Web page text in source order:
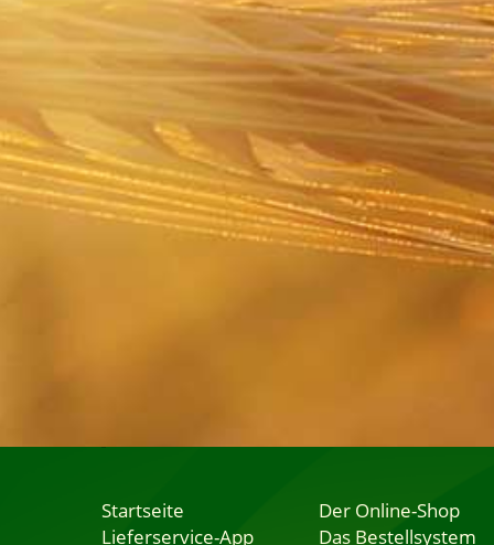
Startseite
Lieferservice-App
Der Online-Shop
Das Bestellsystem